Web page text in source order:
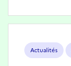
Actualités